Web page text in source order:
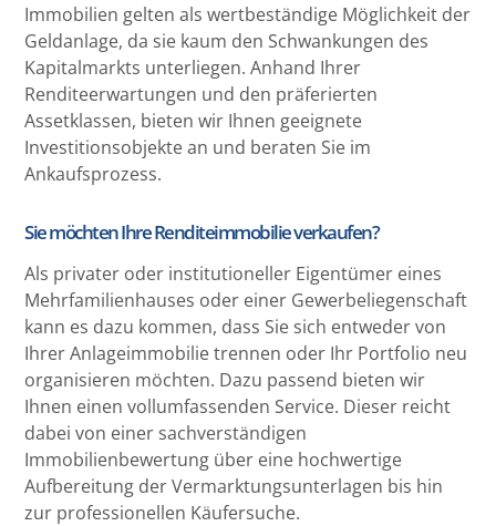
Immobilien gelten als wertbeständige Möglichkeit der
Geldanlage, da sie kaum den Schwankungen des
Kapitalmarkts unterliegen. Anhand Ihrer
Renditeerwartungen und den präferierten
Assetklassen, bieten wir Ihnen geeignete
Investitionsobjekte an und beraten Sie im
Ankaufsprozess.
Sie möchten Ihre Renditeimmobilie verkaufen?
Als privater oder institutioneller Eigentümer eines
Mehrfamilienhauses oder einer Gewerbeliegenschaft
kann es dazu kommen, dass Sie sich entweder von
Ihrer Anlageimmobilie trennen oder Ihr Portfolio neu
organisieren möchten. Dazu passend bieten wir
Ihnen einen vollumfassenden Service. Dieser reicht
dabei von einer sachverständigen
Immobilienbewertung über eine hochwertige
Aufbereitung der Vermarktungsunterlagen bis hin
zur professionellen Käufersuche.